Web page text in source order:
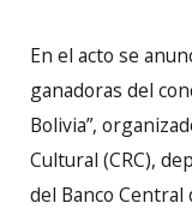
En el acto se
ganadoras del
Bolivia”,
Cultural (CRC),
del Banco Central